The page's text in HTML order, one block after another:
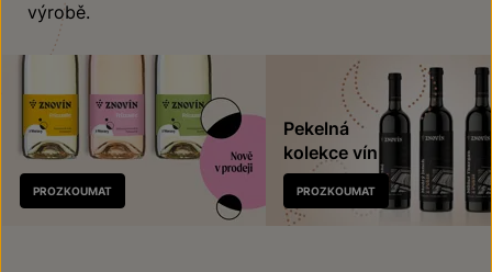
výrobě.
Nově
v prodeji
PROZKOUMAT
Pekelná
kolekce vín
PROZKOUMAT